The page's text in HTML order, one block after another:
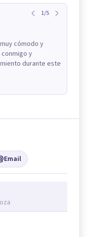
1/5
cómodo y
y
durante este
Email